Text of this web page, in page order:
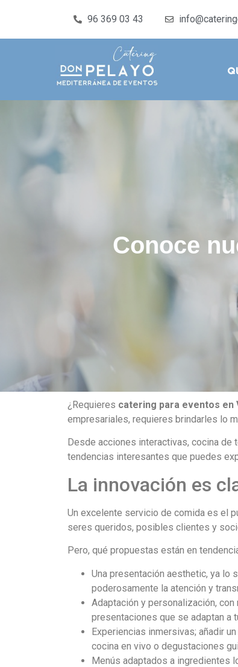
96 369 03 43
Conoce
¿Requieres catering para eventos en
empresariales, requieres brindarles lo
Desde acciones interactivas, cocina
tendencias interesantes que puedes
La innovación es
Un excelente servicio de comida es el
seres queridos, posibles clientes y
Pero, qué propuestas están en
Una presentación aesthetic, ya lo
poderosamente la atención y
Adaptación y personalización,
presentaciones que se adaptan a
Experiencias inmersivas; añadir
cocina en vivo o degustaciones
Menús adaptados a ingredientes